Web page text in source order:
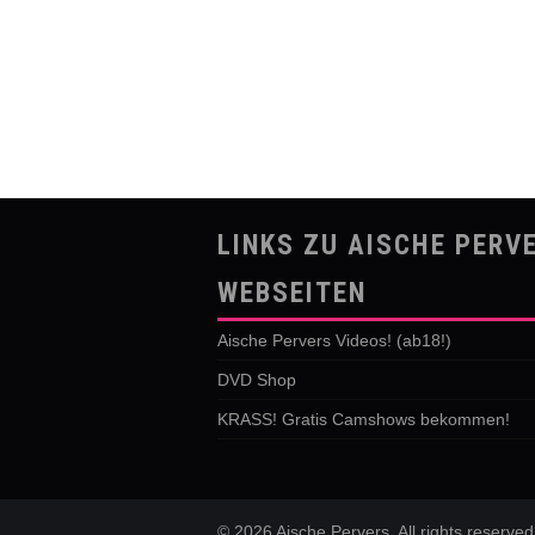
LINKS ZU AISCHE
WEBSEITEN
Aische Pervers Videos! (ab18!)
DVD Shop
KRASS! Gratis Camshows bekommen!